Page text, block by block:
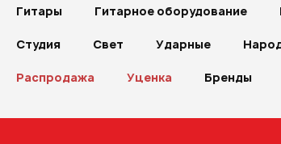
Гитары Гитарное оборудование
Студия Свет Ударные
Распродажа Уценка Бренды